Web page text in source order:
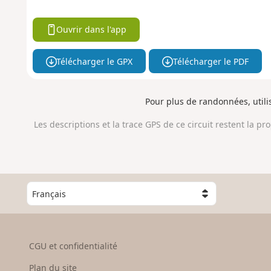
Ouvrir dans l'app
Télécharger le GPX Télécharger le PDF
Pour plus de randonnées,
Les descriptions et la trace GPS de ce circuit restent la
C
h
o
s
CGU et confidentialité
Plan du site